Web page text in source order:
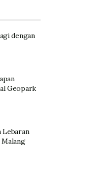
dengan
Geopark
Lebaran